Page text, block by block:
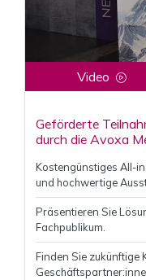
Video
Geförderte
durch die Avoxa
Kostengünstiges All-
und hochwertige
Präsentieren Sie
Fachpublikum.
Finden Sie zukünftige